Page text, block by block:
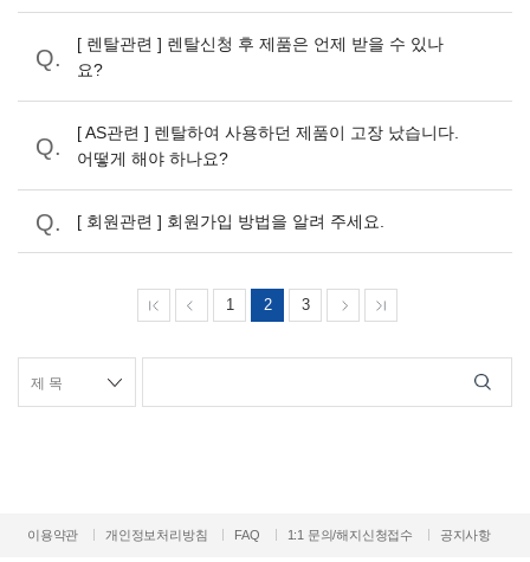
[ 렌탈관련 ] 렌탈신청 후 제품은 언제 받을 수 있나
요?
[ AS관련 ] 렌탈하여 사용하던 제품이 고장 났습니다.
어떻게 해야 하나요?
[ 회원관련 ] 회원가입 방법을 알려 주세요.
1 2 3
이용약관 개인정보처리방침 FAQ 1:1 문의/해지신청접수 공지사항